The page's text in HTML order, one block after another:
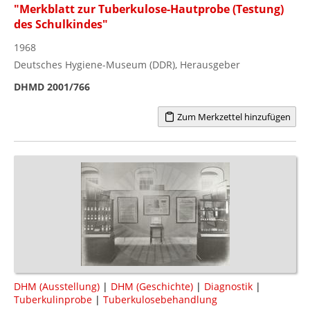
"Merkblatt zur Tuberkulose-Hautprobe (Testung)
des Schulkindes"
1968
Deutsches Hygiene-Museum (DDR), Herausgeber
DHMD 2001/766
Zum Merkzettel hinzufügen
DHM (Ausstellung) | DHM (Geschichte) | Diagnostik |
Tuberkulinprobe | Tuberkulosebehandlung